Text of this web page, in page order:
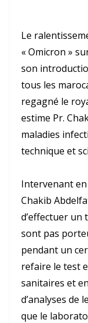
Le
« Omicron »
son
tous les
regagné le
estime Pr.
maladies
technique et
Intervenant
Chakib
d’effectuer un
sont pas
pendant un
refaire le test
sanitaires et
d’analyses de
que le